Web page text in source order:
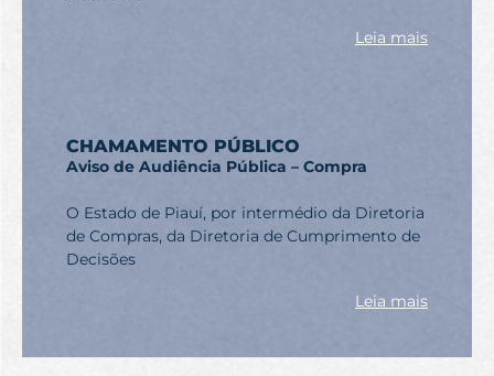
Leia mais
CHAMAMENTO PÚBLICO
Aviso de Audiência Pública – Compra
O Estado de Piauí, por intermédio da Diretoria
de Compras, da Diretoria de Cumprimento de
Decisões
Leia mais